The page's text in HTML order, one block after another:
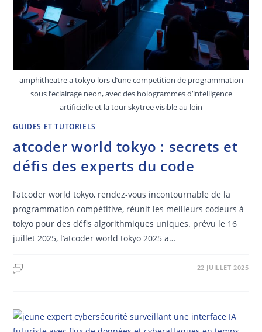
amphitheatre a tokyo lors d’une competition de programmation
sous l’eclairage neon, avec des hologrammes d’intelligence
artificielle et la tour skytree visible au loin
GUIDES ET TUTORIELS
atcoder world tokyo : secrets et
défis des experts du code
l’atcoder world tokyo, rendez-vous incontournable de la
programmation compétitive, réunit les meilleurs codeurs à
tokyo pour des défis algorithmiques uniques. prévu le 16
juillet 2025, l’atcoder world tokyo 2025 a…
22 JUILLET 2025